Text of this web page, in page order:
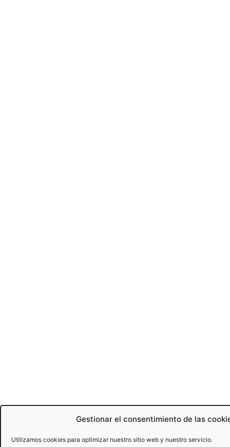
Gestionar el consentimiento de las
Utilizamos cookies para optimizar nuestro sitio web y nuestro servicio.